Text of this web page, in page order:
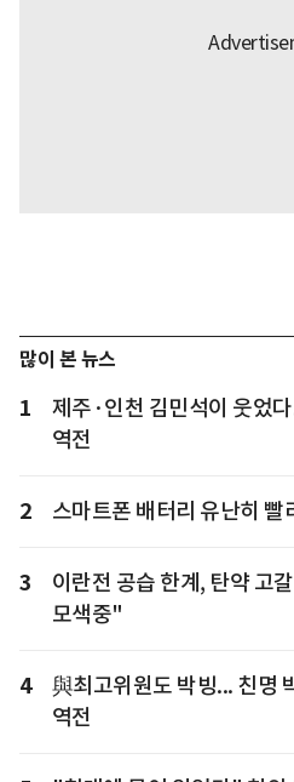
많이 본 뉴스
1
제주·인천 김민석이 웃었
역전
2 스마트폰 배터리 유난히 빨
3
이란전 공습 한계, 탄약 고
모색중"
4
與최고위원도 박빙... 친명
역전